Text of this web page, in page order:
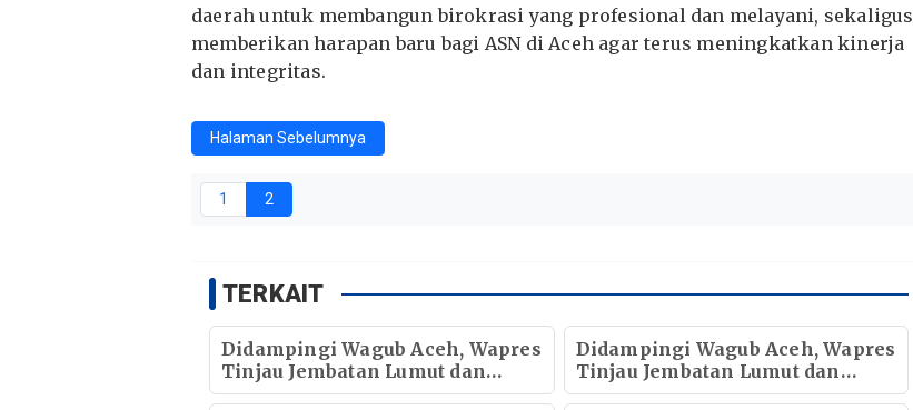
daerah untuk membangun birokrasi yang profesional dan melayani, sekaligus
memberikan harapan baru bagi ASN di Aceh agar terus meningkatkan kinerja
dan integritas.
Halaman Sebelumnya
1 2
TERKAIT
Didampingi Wagub Aceh, Wapres
Tinjau Jembatan Lumut dan
Jembatan Kendawi
Didampingi Wagub Aceh, Wapres
Tinjau Jembatan Lumut dan
Jembatan Kendawi